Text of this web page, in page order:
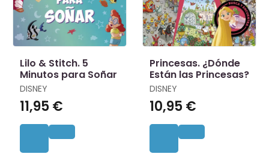
Lilo & Stitch. 5
Minutos para Soñar
DISNEY
11,95 €
Princesas. ¿Dónde
Están las Princesas?
DISNEY
10,95 €